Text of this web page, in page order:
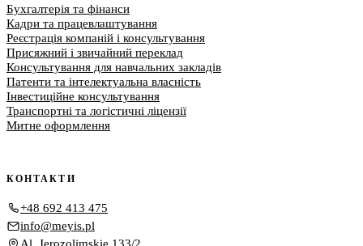
Бухгалтерія та фінанси
Кадри та працевлаштування
Реєстрація компаній і консультування
Присяжний і звичайний переклад
Консультування для навчальних закладів
Патенти та інтелектуальна власність
Інвестиційне консультування
Транспортні та логістичні ліцензії
Митне оформлення
КОНТАКТИ
+48 692 413 475
info@meyis.pl